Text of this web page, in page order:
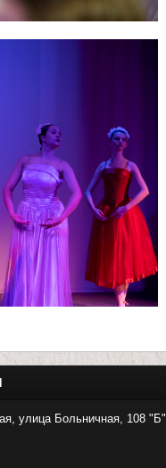
улица Больничная, 108 "Б"